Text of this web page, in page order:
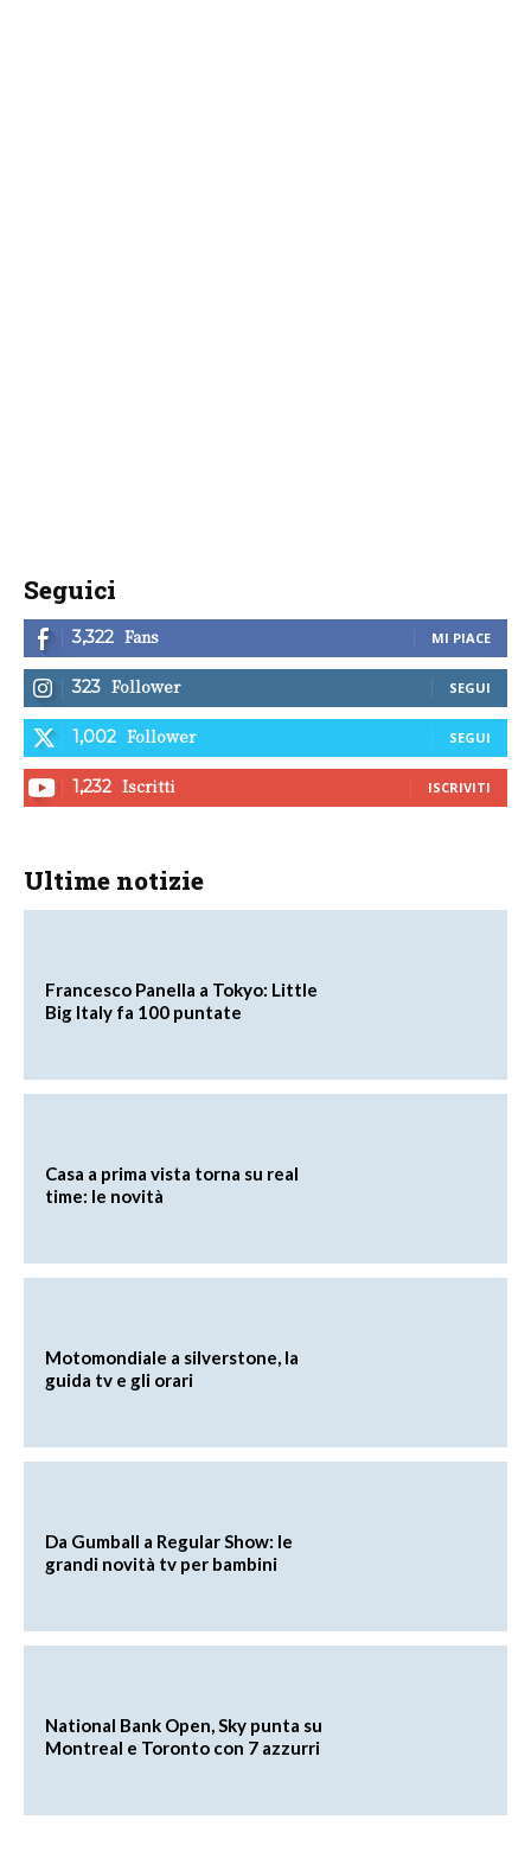
Seguici
3,322 Fans MI PIACE
323 Follower SEGUI
1,002 Follower SEGUI
1,232 Iscritti ISCRIVITI
Ultime notizie
Francesco Panella a Tokyo: Little
Big Italy fa 100 puntate
Casa a prima vista torna su real
time: le novità
Motomondiale a silverstone, la
guida tv e gli orari
Da Gumball a Regular Show: le
grandi novità tv per bambini
National Bank Open, Sky punta su
Montreal e Toronto con 7 azzurri